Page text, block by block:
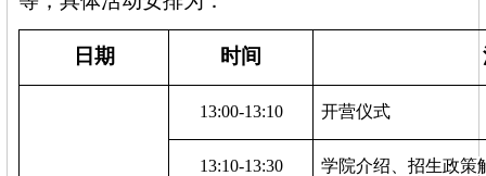
日期 时间
13:00-13:10 开营仪式
13:10-13:30 学院介绍 招生政策